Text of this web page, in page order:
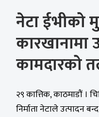
नेटा ईभीको
कारखानामा
कामदारको
२९ कात्तिक, काठमाडौं ।
निर्माता नेटाले उत्पादन